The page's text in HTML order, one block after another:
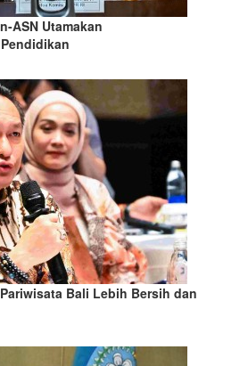
ASN Utamakan
Bali Lebih Bersih dan